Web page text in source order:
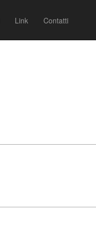
Link Contatti